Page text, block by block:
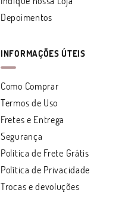
Depoimentos
INFORMAÇÕES ÚTEIS
Como Comprar
Termos de Uso
Fretes e Entrega
Segurança
Politica de Frete Grátis
Política de Privacidade
Trocas e devoluções